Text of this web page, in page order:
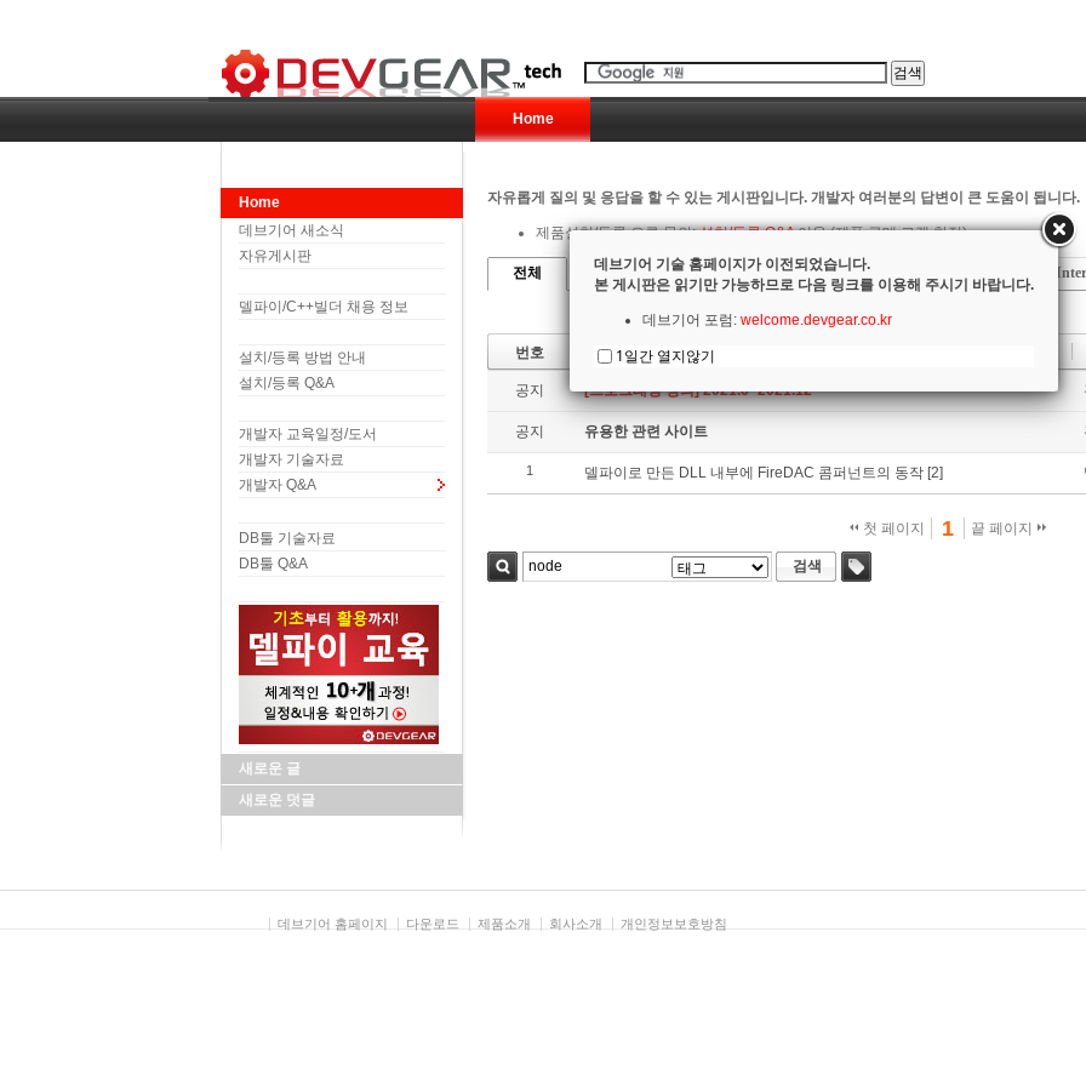
Home
Home
데브기어 새소식
자유게시판
델파이/C++빌더 채용 정보
설치/등록 방법 안내
설치/등록 Q&A
개발자 교육일정/도서
개발자 기술자료
개발자 Q&A
DB툴 기술자료
DB툴 Q&A
새로운 글
새로운 덧글
자유롭게 질의 및 응답을 할 수 있는 게시판입니다. 개발자 여러분의 답변이 큰 도움이 됩니다.
제품설치/등록 오류 문의:설치/등록 Q&A이용 (제품 구매 고객 한정)
전체 Delphi C++ Builder RadPHP
번호
공지 [프로그래밍 강의] 2021.6~2021.12
공지 유용한 관련 사이트
1 델파이로 만든 DLL 내부에 FireDAC 콤퍼넌트의 동작 [2]
첫 페이지 1 끝 페이지
검색
데브기어 홈페이지 다운로드 제품소개 회사소개 개인정보보호방침
데브기어 기술 홈페이지가 이전되었습니다.
본 게시판은 읽기만 가능하므로 다음 링크를 이용해 주시기 바랍니다.
데브기어 포럼: welcome.devgear.co.kr
1일간 열지않기